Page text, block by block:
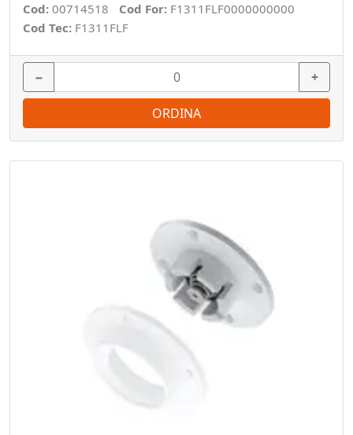
Cod: 00714518 Cod For: F1311FLF0000000000
Cod Tec: F1311FLF
− +
ORDINA